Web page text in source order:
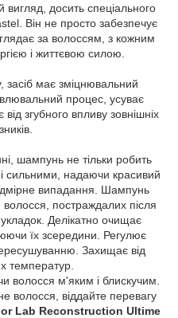
досить спеціального
Він не просто забезпечує
за волоссям, з кожним
і життєвою силою.
засіб має зміцнювальний
процес, усуває
від згубного впливу зовнішніх
шампунь не тільки робить
сильними, надаючи красивий
випадання. Шампунь
постраждалих після
Делікатно очищає
їх зсередини. Регулює
Захищає від
температур.
волосся м'яким і блискучим.
волосся, віддайте перевагу
Lab Reconstruction Ultime